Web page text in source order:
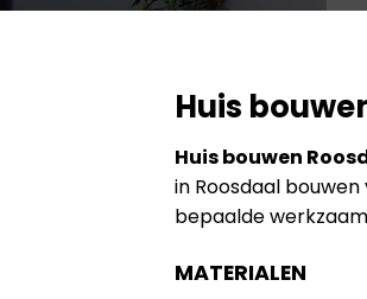
Huis
Huis bouwen
in Roosdaal
bepaalde
MATERIALEN